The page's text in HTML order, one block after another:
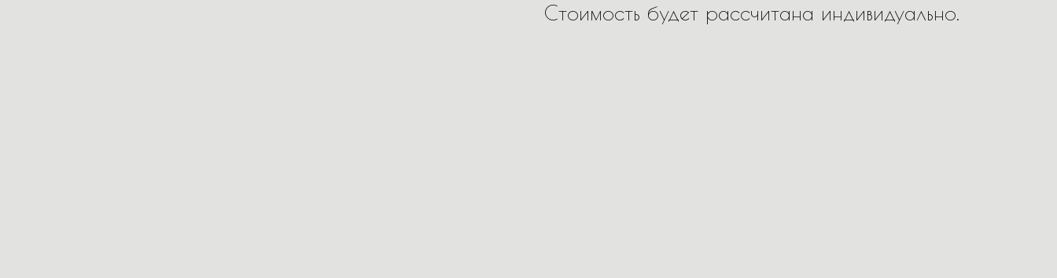
Стоимость будет рассчитана индивидуально.